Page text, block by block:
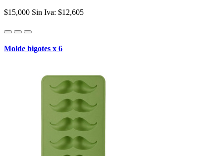
$15,000 Sin Iva: $12,605
Molde bigotes x 6